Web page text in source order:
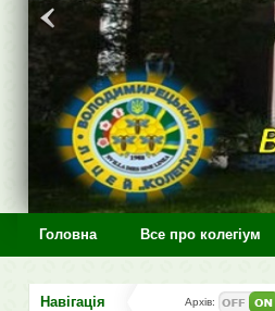
Головна Все про колегіум
Навігація Архів: